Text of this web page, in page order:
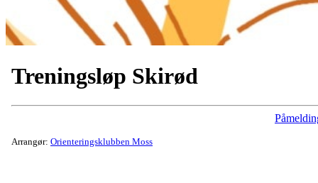
Treningsløp Skirød
Arrangør: Orienteringsklubben Moss